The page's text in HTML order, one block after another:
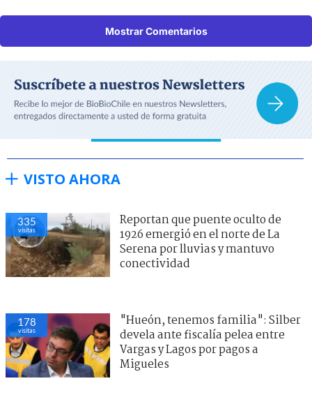
Mostrar Comentarios
VISTO AHORA
335
visitas
Reportan que puente oculto de
1926 emergió en el norte de La
Serena por lluvias y mantuvo
conectividad
178
visitas
"Hueón, tenemos familia": Silber
devela ante fiscalía pelea entre
Vargas y Lagos por pagos a
Migueles